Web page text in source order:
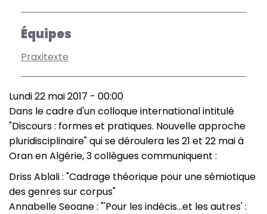
Équipes
Praxitexte
Lundi 22 mai 2017 - 00:00
Dans le cadre d'un colloque international intitulé
"Discours : formes et pratiques. Nouvelle approche
pluridisciplinaire" qui se déroulera les 21 et 22 mai à
Oran en Algérie, 3 collègues communiquent :
Driss Ablali : "Cadrage théorique pour une sémiotique
des genres sur corpus"
Annabelle Seoane : "'Pour les indécis...et les autres' :